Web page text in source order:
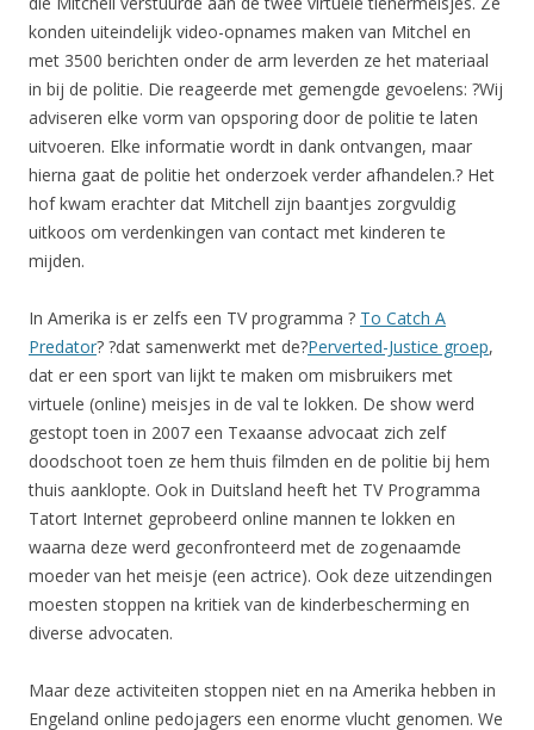
konden uiteindelijk video-opnames maken van Mitchel en
met 3500 berichten onder de arm leverden ze het materiaal
in bij de politie. Die reageerde met gemengde gevoelens: ?Wij
adviseren elke vorm van opsporing door de politie te laten
uitvoeren. Elke informatie wordt in dank ontvangen, maar
hierna gaat de politie het onderzoek verder afhandelen.? Het
hof kwam erachter dat Mitchell zijn baantjes zorgvuldig
uitkoos om verdenkingen van contact met kinderen te
mijden.
In Amerika is er zelfs een TV programma ? To Catch A
Predator? ?dat samenwerkt met de?Perverted-Justice groep,
dat er een sport van lijkt te maken om misbruikers met
virtuele (online) meisjes in de val te lokken. De show werd
gestopt toen in 2007 een Texaanse advocaat zich zelf
doodschoot toen ze hem thuis filmden en de politie bij hem
thuis aanklopte. Ook in Duitsland heeft het TV Programma
Tatort Internet geprobeerd online mannen te lokken en
waarna deze werd geconfronteerd met de zogenaamde
moeder van het meisje (een actrice). Ook deze uitzendingen
moesten stoppen na kritiek van de kinderbescherming en
diverse advocaten.
Maar deze activiteiten stoppen niet en na Amerika hebben in
Engeland online pedojagers een enorme vlucht genomen. We